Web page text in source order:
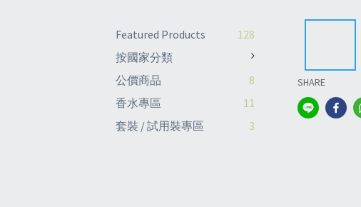
Featured Products
128
按國家分類
公價商品
8
香水專區
11
套裝 / 試用裝專區
3
SHARE